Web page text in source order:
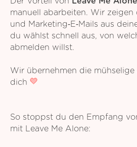
manuell abarbeiten. Wir zeigen
und Marketing‑E‑Mails aus
du wählst schnell aus, von
abmelden willst.
Wir übernehmen die
dich
So stoppst du den Empfang
mit Leave Me Alone: